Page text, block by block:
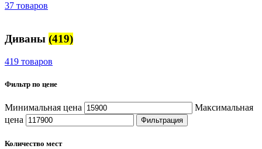
37 товаров
Диваны (419)
419 товаров
Фильтр по цене
Минимальная цена
Максимальная
цена
Фильтрация
Количество мест